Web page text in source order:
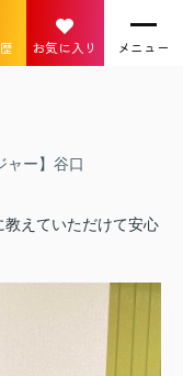
お気に入り メニュー
ャー】谷口
えていただけて安心